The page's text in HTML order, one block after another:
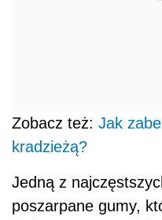
Zobacz też: Jak
kradzieżą?
Jedną z
poszarpane gumy,